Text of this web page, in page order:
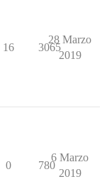
16 3065
28 Marzo
2019
0 780
6 Marzo
2019